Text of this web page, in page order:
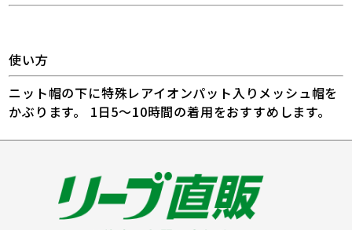
使い方
ニット帽の下に特殊レアイオンパット入りメッシュ帽を
かぶります。 1日5〜10時間の着用をおすすめします。